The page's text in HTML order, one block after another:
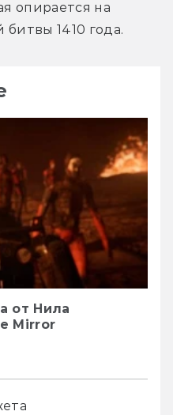
опирается на
1410 года.
от Нила
Mirror